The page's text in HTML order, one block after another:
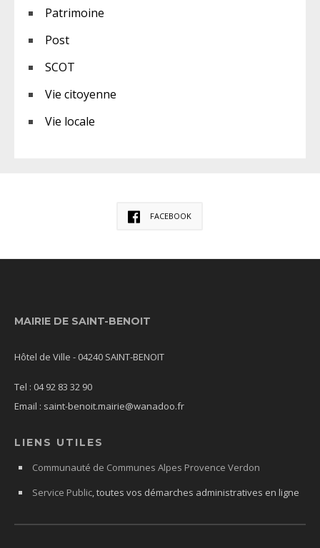
Patrimoine
Post
SCOT
Vie citoyenne
Vie locale
FACEBOOK
MAIRIE DE SAINT-BENOIT
Hôtel de Ville - 04240 SAINT-BENOIT
Tel : 04 92 83 32 90
Email : saint-benoit.mairie@wanadoo.fr
LIENS UTILES
Communauté de Communes Alpes Provence Verdon
Service Public, toutes vos démarches administratives en ligne